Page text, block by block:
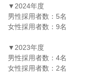
▼2024年度
男性採用者数：5名
女性採用者数：9名
▼2023年度
男性採用者数：4名
女性採用者数：2名